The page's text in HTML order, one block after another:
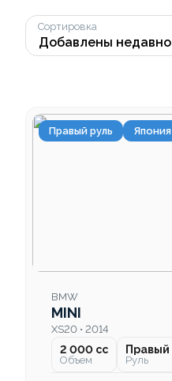
Сортировка
Правый руль Япония
BMW
MINI
XS20 • 2014
2 000 cc
Объем
Правый
Руль